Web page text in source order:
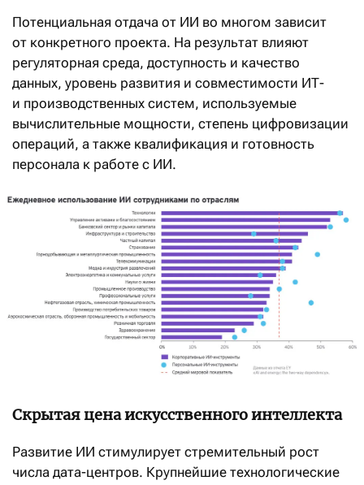
Потенциальная отдача от ИИ во многом зависит
от конкретного проекта. На результат влияют
регуляторная среда, доступность и качество
данных, уровень развития и совместимости ИТ-
и производственных систем, используемые
вычислительные мощности, степень цифровизации
операций, а также квалификация и готовность
персонала к работе с ИИ.
Скрытая цена искусственного интеллекта
Развитие ИИ стимулирует стремительный рост
числа дата-центров. Крупнейшие технологические